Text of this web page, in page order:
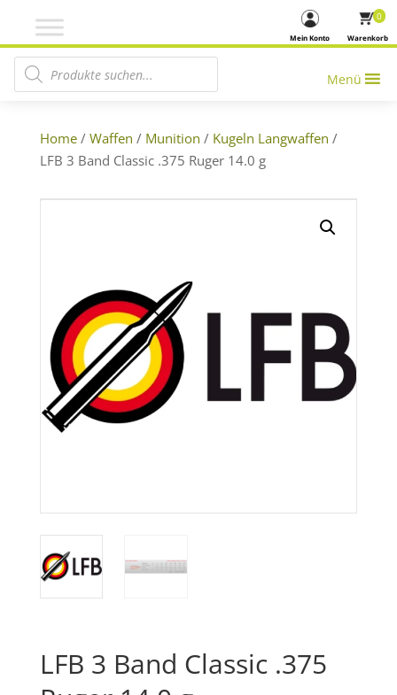
Warenkorb
0
Mein Konto
Products search
Menü
Home/ Waffen / Munition / Kugeln Langwaffen /
LFB 3 Band Classic .375 Ruger 14.0 g
LFB 3 Band Classic .375